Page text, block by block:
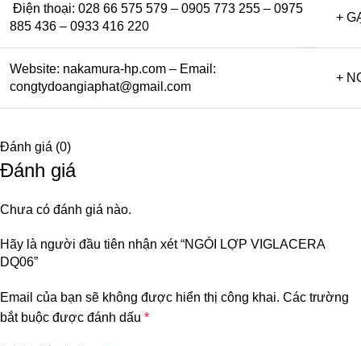
Điện thoại: 028 66 575 579 – 0905 773 255 – 0975
885 436 – 0933 416 220
+
Website: nakamura-hp.com – Email:
congtydoangiaphat@gmail.com
+
Đánh giá (0)
Đánh giá
Chưa có đánh giá nào.
Hãy là người đầu tiên nhận xét “NGÓI LỢP VIGLACERA
DQ06”
Email của bạn sẽ không được hiển thị công khai. Các trường
bắt buộc được đánh dấu *